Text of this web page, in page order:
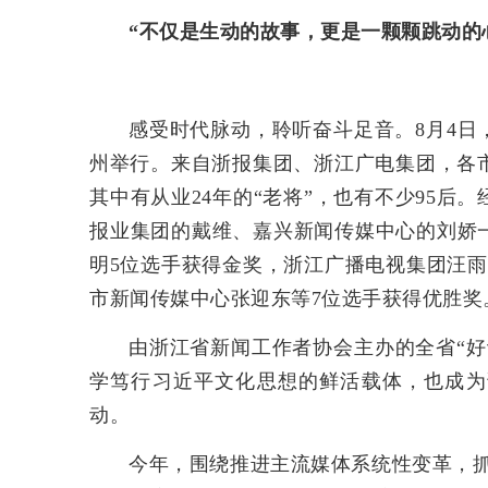
“不仅是生动的故事，更是一颗颗跳动的
感受时代脉动，聆听奋斗足音。8月4
州举行。来自浙报集团、浙江广电集团，
其中有从业24年的“老将”，也有不少95后
报业集团的戴维、嘉兴新闻传媒中心的刘
明5位选手获得金奖，浙江广播电视集团汪
市新闻传媒中心张迎东等7位选手获得优胜奖
由浙江省新闻工作者协会主办的全省“
学笃行习近平文化思想的鲜活载体，也成
动。
今年，围绕推进主流媒体系统性变革，